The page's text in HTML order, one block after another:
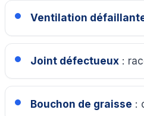
Ventilation
Joint défectueux:
Bouchon de graisse :